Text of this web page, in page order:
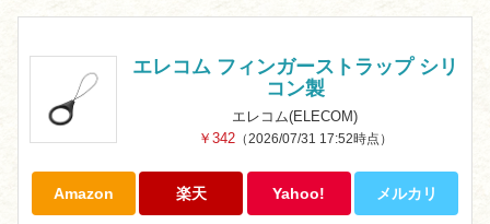
エレコム フィンガーストラップ シリ
コン製
エレコム(ELECOM)
￥342（2026/07/31 17:52時点）
Amazon 楽天 Yahoo! メルカリ